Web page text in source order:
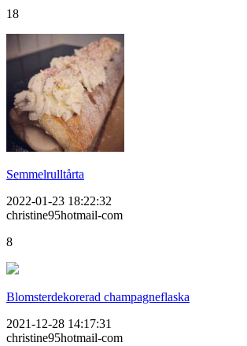
18
Semmelrulltårta
2022-01-23 18:22:32
christine95hotmail-com
8
Blomsterdekorerad champagneflaska
2021-12-28 14:17:31
christine95hotmail-com